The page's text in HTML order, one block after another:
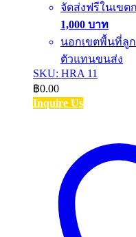
จัดส่งฟรีในเข
1,000 บาท
นอกเขตพื้นที่ลู
ตัวแทนขนส่ง
SKU: HRA 11
฿0.00
Inquire Us